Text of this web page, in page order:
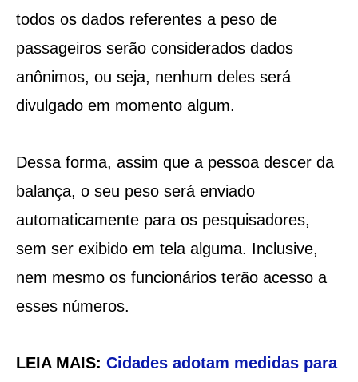
todos os dados referentes a peso de
passageiros serão considerados dados
anônimos, ou seja, nenhum deles será
divulgado em momento algum.
Dessa forma, assim que a pessoa descer da
balança, o seu peso será enviado
automaticamente para os pesquisadores,
sem ser exibido em tela alguma. Inclusive,
nem mesmo os funcionários terão acesso a
esses números.
LEIA MAIS: Cidades adotam medidas para